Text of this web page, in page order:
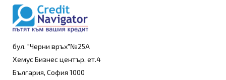
бул. "Черни връх"№25А
Хемус Бизнес център, ет.4
България, София 1000